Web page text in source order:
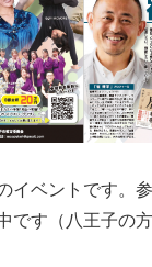
イベントです。
です（八王子の